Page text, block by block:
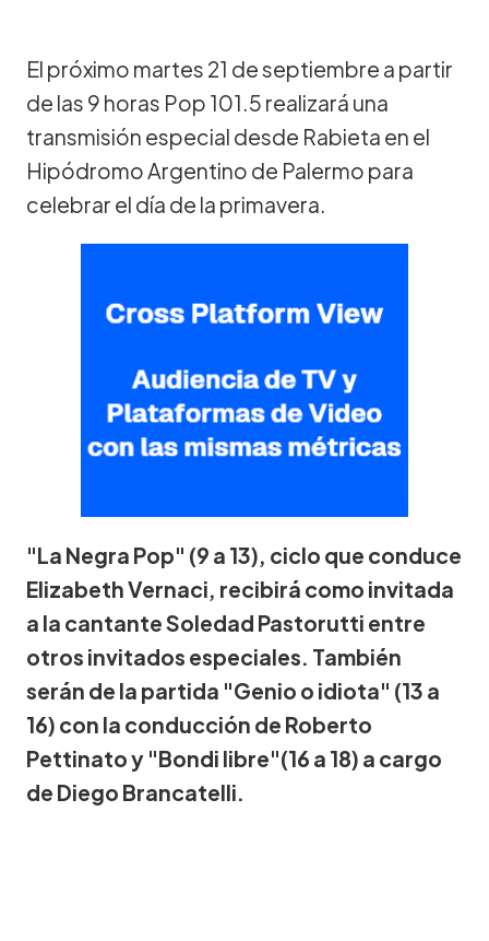
El próximo martes 21 de septiembre a partir
de las 9 horas Pop 101.5 realizará una
transmisión especial desde Rabieta en el
Hipódromo Argentino de Palermo para
celebrar el día de la primavera.
"La Negra Pop" (9 a 13), ciclo que conduce
Elizabeth Vernaci, recibirá como invitada
a la cantante Soledad Pastorutti entre
otros invitados especiales. También
serán de la partida "Genio o idiota" (13 a
16) con la conducción de Roberto
Pettinato y "Bondi libre"(16 a 18) a cargo
de Diego Brancatelli.